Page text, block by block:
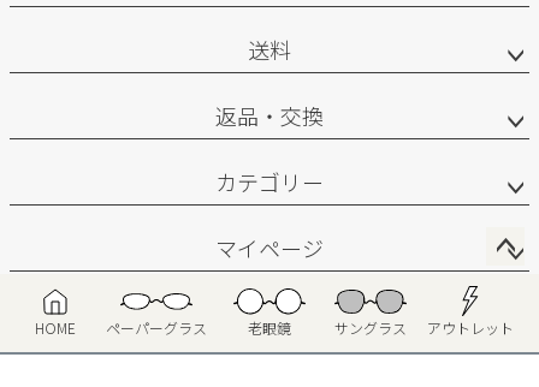
HOME ペーパーグラス 老眼鏡 サングラス アウトレット
ー
ジ
送料
返品・交換
カテゴリー
マイページ
サポート